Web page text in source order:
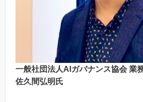
一般社団法人AIガバナンス協会 業
佐久間弘明氏